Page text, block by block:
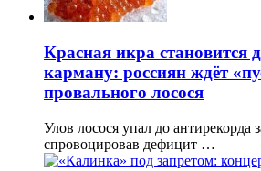
Красная икра становится
карману: россиян ждёт
провального лосося
Улов лосося упал до антирекорда
спровоцировав дефицит …